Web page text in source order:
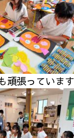
頑張っています